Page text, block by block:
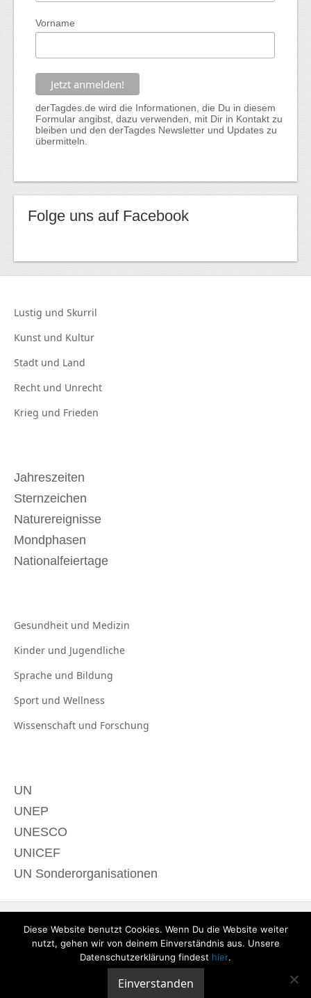
Vorname
derTagdes.de wird die Informationen, die Du in diesem
Formular angibst, dazu verwenden, mit Dir in Kontakt zu
bleiben und den derTagdes Newsletter und Updates zu
übermitteln.
Folge uns auf Facebook
Lustig und Skurril
Kunst und Kultur
Stadt und Land
Recht und Unrecht
Krieg und Frieden
Jahreszeiten
Sternzeichen
Naturereignisse
Mondphasen
Nationalfeiertage
Gesundheit und Medizin
Kinder und Jugendliche
Sprache und Bildung
Sport und Wellness
Wissenschaft und Forschung
UN
UNEP
UNESCO
UNICEF
UN Sonderorganisationen
Diese Website benutzt Cookies. Wenn Du die Website weiter
nutzt, gehen wir von deinem Einverständnis aus. Unsere
Datenschutzerklärung findest hier.
Einverstanden